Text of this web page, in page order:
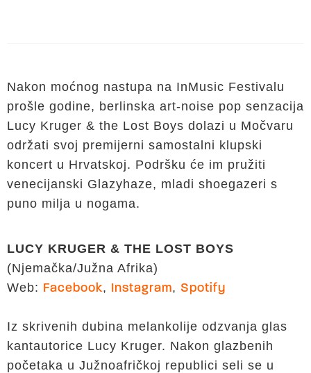
Nakon moćnog nastupa na InMusic Festivalu
prošle godine, berlinska art-noise pop senzacija
Lucy Kruger & the Lost Boys dolazi u Močvaru
održati svoj premijerni samostalni klupski
koncert u Hrvatskoj. Podršku će im pružiti
venecijanski Glazyhaze, mladi shoegazeri s
puno milja u nogama.
LUCY KRUGER & THE LOST BOYS
(Njemačka/Južna Afrika)
Web: Facebook, Instagram, Spotify
Iz skrivenih dubina melankolije odzvanja glas
kantautorice Lucy Kruger. Nakon glazbenih
početaka u Južnoafričkoj republici seli se u